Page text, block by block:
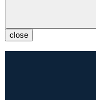
close